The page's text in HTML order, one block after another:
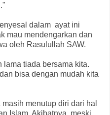
dalam ayat ini
mau mendengarkan dan
oleh Rasulullah SAW.
lama tiada bersama kita.
bisa dengan mudah kita
menutup diri dari hal
Islam. Akibatnya, meski